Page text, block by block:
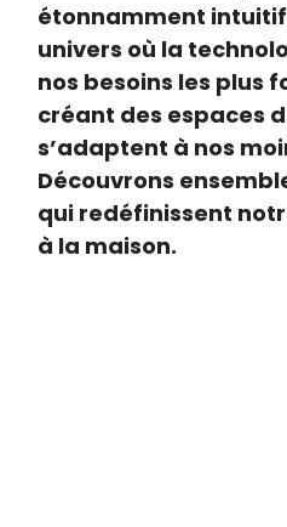
étonnamment
univers où la
nos besoins les plus
créant des espaces
s’adaptent à nos
Découvrons
qui redéfinissent
à la maison.